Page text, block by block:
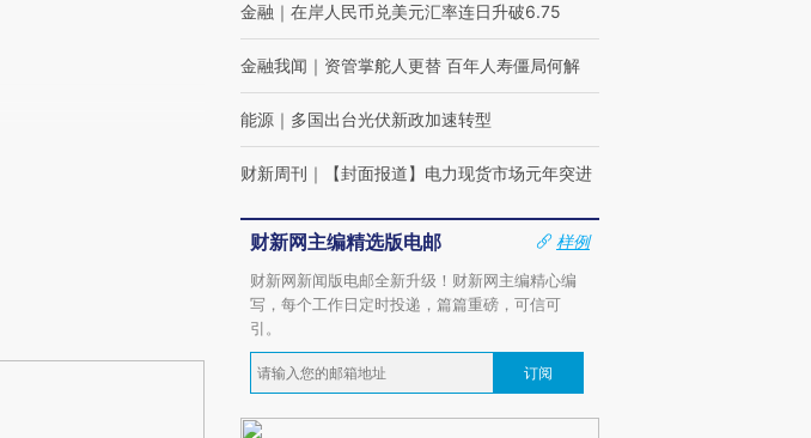
金融 ｜ 在岸人民币兑美元汇率连日升破6.75
金融我闻 ｜ 资管掌舵人更替 百年人寿僵局何解
能源 ｜ 多国出台光伏新政加速转型
财新周刊 ｜ 【封面报道】电力现货市场元年突进
财新网主编精选版电邮
样例
财新网新闻版电邮全新升级！财新网主编精心编
写，每个工作日定时投递，篇篇重磅，可信可
引。
订阅